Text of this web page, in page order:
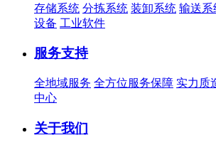
存储系统 分拣系统 装卸系统 输送系
设备 工业软件
服务支持
全地域服务 全方位服务保障 实力质
中心
关于我们